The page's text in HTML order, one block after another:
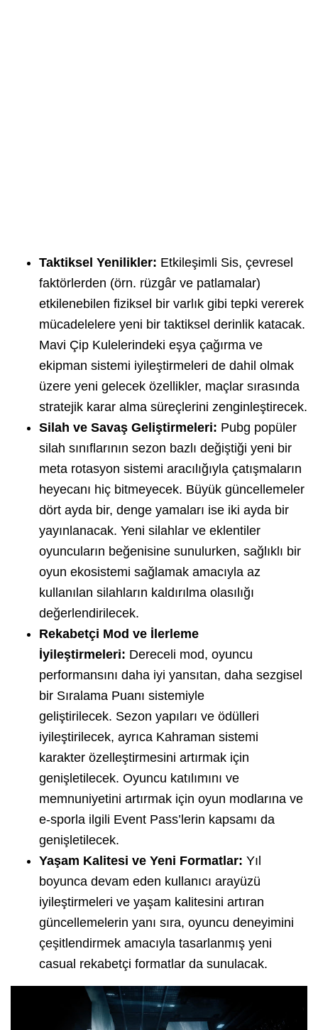
Taktiksel Yenilikler: Etkileşimli Sis, çevresel
faktörlerden (örn. rüzgâr ve patlamalar)
etkilenebilen fiziksel bir varlık gibi tepki vererek
mücadelelere yeni bir taktiksel derinlik katacak.
Mavi Çip Kulelerindeki eşya çağırma ve
ekipman sistemi iyileştirmeleri de dahil olmak
üzere yeni gelecek özellikler, maçlar sırasında
stratejik karar alma süreçlerini zenginleştirecek.
Silah ve Savaş Geliştirmeleri: Pubg popüler
silah sınıflarının sezon bazlı değiştiği yeni bir
meta rotasyon sistemi aracılığıyla çatışmaların
heyecanı hiç bitmeyecek. Büyük güncellemeler
dört ayda bir, denge yamaları ise iki ayda bir
yayınlanacak. Yeni silahlar ve eklentiler
oyuncuların beğenisine sunulurken, sağlıklı bir
oyun ekosistemi sağlamak amacıyla az
kullanılan silahların kaldırılma olasılığı
değerlendirilecek.
Rekabetçi Mod ve İlerleme
İyileştirmeleri: Dereceli mod, oyuncu
performansını daha iyi yansıtan, daha sezgisel
bir Sıralama Puanı sistemiyle
geliştirilecek. Sezon yapıları ve ödülleri
iyileştirilecek, ayrıca Kahraman sistemi
karakter özelleştirmesini artırmak için
genişletilecek. Oyuncu katılımını ve
memnuniyetini artırmak için oyun modlarına ve
e-sporla ilgili Event Pass’lerin kapsamı da
genişletilecek.
Yaşam Kalitesi ve Yeni Formatlar: Yıl
boyunca devam eden kullanıcı arayüzü
iyileştirmeleri ve yaşam kalitesini artıran
güncellemelerin yanı sıra, oyuncu deneyimini
çeşitlendirmek amacıyla tasarlanmış yeni
casual rekabetçi formatlar da sunulacak.